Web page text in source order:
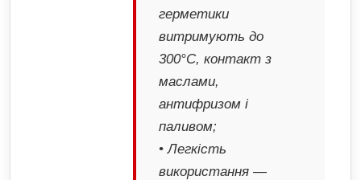
герметики
витримують до
300°C, контакт з
маслами,
антифризом і
паливом;
• Легкість
використання —